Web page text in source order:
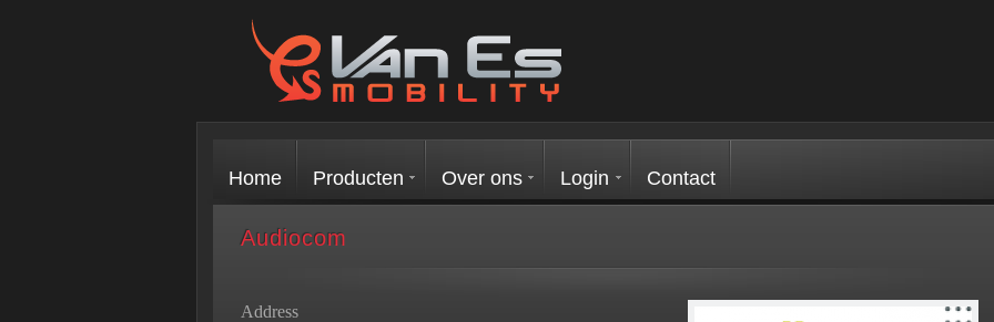
Home Producten Over ons Login Contact
Audiocom
Address